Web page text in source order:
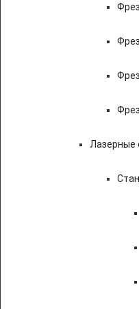
Лазерные